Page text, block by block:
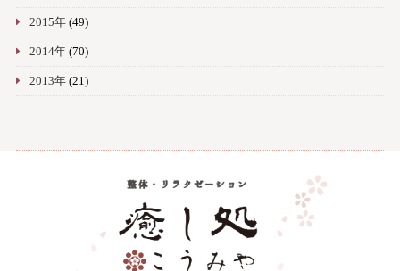
2015年(49)
2014年(70)
2013年(21)